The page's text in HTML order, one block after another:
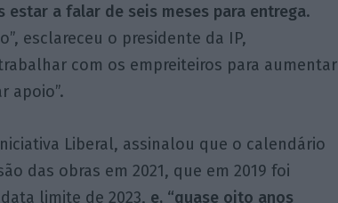
estar a falar de seis meses para entrega.
esclareceu o presidente da IP,
com os empreiteiros para aumentar
apoio”.
Liberal, assinalou que o calendário
das obras em 2021, que em 2019 foi
limite de 2023, e, “quase oito anos